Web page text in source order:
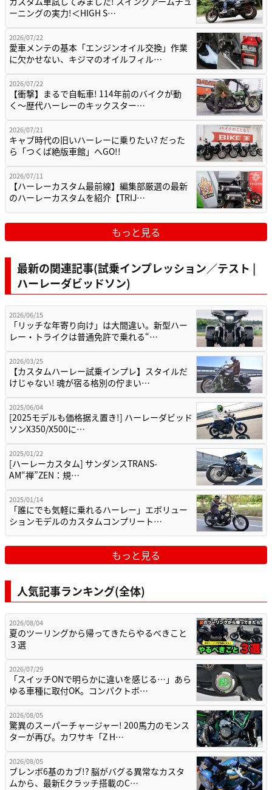
ーニングの実力!＜HIGH S…
2026/07/22
愛車メンテの基本「エンジンオイル交換」作業
に欠かせない、キジマのオイルフィル…
2026/07/22
【衝撃】まるで自転車! 114年前のバイクが動
く〜歴代ハーレーのキックスター…
2026/07/21
キャブ時代の旧いハーレーに乗りたい? だった
ら「つくば絶版車館」へGO!!
2026/07/11
【ハーレーカスタム最前線】編集部厳選の最新
のハーレーカスタムを紹介【TRIJ…
もっと見る
最新の関連記事(試乗インプレッション／テスト |
ハーレーダビッドソン)
2026/06/15
「リッチな年寄り向け」は大間違い。新型ハー
レー・トライクは普通免許で乗れる“…
2026/03/25
【カスタムハーレー試乗インプレ】スタイルだ
けじゃない! 魂が宿る格別の佇まい…
2025/06/04
[2025モデルも価格据え置き!] ハーレーダビッド
ソンX350/X500に…
2025/01/22
[ハーレーカスタム] サンダンスTRANS-
AM“禅”ZEN：規…
2025/01/14
「誰にでも気軽に乗れるハーレー」エボリュー
ションモデルのカスタムコンプリート…
もっと見る
人気記事ランキング(全体)
2026/08/04
夏のツーリングから帰ってきたらやるべきこと
３選
2026/07/29
「スイッチONで明らかに違いを感じる…」あら
ゆる車種に取付OK。コンパクトボ…
2026/08/05
驚異のスーパーチャージャー! 200馬力のモンス
ターが再び。カワサキ「Z H…
2026/08/05
ブレンボ6基のカブ!? 脳がバグる異常なカスタ
ムから、最新Eクラッチ搭載のC…